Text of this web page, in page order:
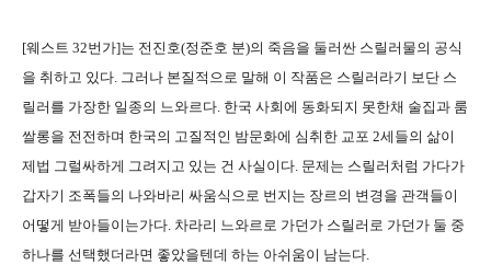
[웨스트 32번가]는 전진호(정준호 분)의 죽음을 둘러싼 스릴러물의 공식
을 취하고 있다. 그러나 본질적으로 말해 이 작품은 스릴러라기 보단 스
릴러를 가장한 일종의 느와르다. 한국 사회에 동화되지 못한채 술집과 룸
쌀롱을 전전하며 한국의 고질적인 밤문화에 심취한 교포 2세들의 삶이
제법 그럴싸하게 그려지고 있는 건 사실이다. 문제는 스릴러처럼 가다가
갑자기 조폭들의 나와바리 싸움식으로 번지는 장르의 변경을 관객들이
어떻게 받아들이는가다. 차라리 느와르로 가던가 스릴러로 가던가 둘 중
하나를 선택했더라면 좋았을텐데 하는 아쉬움이 남는다.